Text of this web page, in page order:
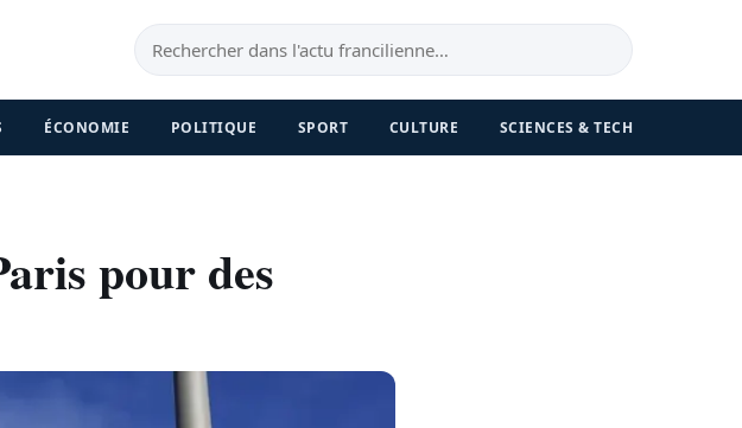
ÉCONOMIE POLITIQUE SPORT CULTURE SCIENCES & TECH
pour des